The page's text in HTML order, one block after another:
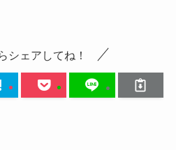
シェアしてね！